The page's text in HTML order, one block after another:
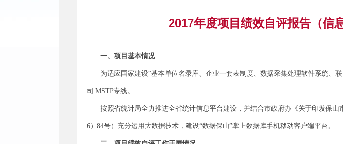
2017年度项目绩效自评报告（信
一、项目基本情况
为适应国家建设“基本单位名录库、企业一套表制度、数据采集处理软件系统、
司 MSTP专线。
按照省统计局全力推进全省统计信息平台建设，并结合市政府办《关于印发保
6）84号）充分运用大数据技术，建设“数据保山”掌上数据库手机移动客户端平台。